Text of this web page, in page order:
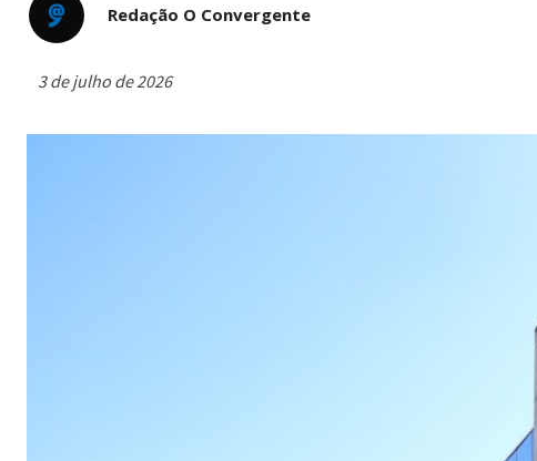
Redação O Convergente
3 de julho de 2026